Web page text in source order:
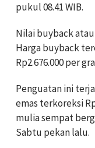
pukul 08.41 WIB.
Nilai buyback
Harga buyback
Rp2.676.000 per
Penguatan ini
emas terkoreksi
mulia sempat
Sabtu pekan lalu.